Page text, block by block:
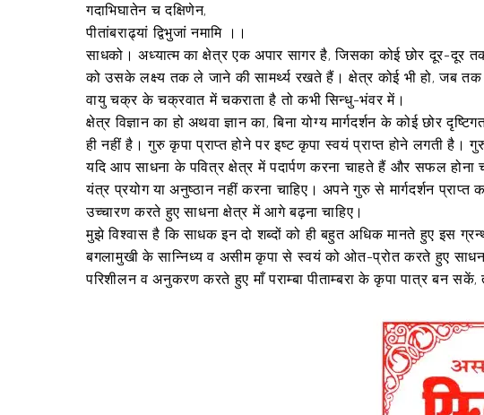
गदाभिघातेन च दक्षिणेन,
पीतांबराढ्यां द्विभुजां नमामि ।।
साधको। अध्यात्म का क्षेत्र एक अपार सागर है, जिसका कोई छोर दूर-दूर
को उसके लक्ष्य तक ले जाने की सामर्थ्य रखते हैं। क्षेत्र कोई भी हो, जब तक
वायु चक्र के चक्रवात में चकराता है तो कभी सिन्धु-भंवर में।
क्षेत्र विज्ञान का हो अथवा ज्ञान का, बिना योग्य मार्गदर्शन के कोई छोर
ही नहीं है। गुरु कृपा प्राप्त होने पर इष्ट कृपा स्वयं प्राप्त होने लगती है।
यदि आप साधना के पवित्र क्षेत्र में पदार्पण करना चाहते हैं और सफल
यंत्र प्रयोग या अनुष्ठान नहीं करना चाहिए। अपने गुरु से मार्गदर्शन
उच्चारण करते हुए साधना क्षेत्र में आगे बढ़ना चाहिए।
मुझे विश्वास है कि साधक इन दो शब्दों को ही बहुत अधिक मानते हुए इस
बगलामुखी के सान्निध्य व असीम कृपा से स्वयं को ओत-प्रोत करते हुए
परिशीलन व अनुकरण करते हुए माँ पराम्बा पीताम्बरा के कृपा पात्र बन